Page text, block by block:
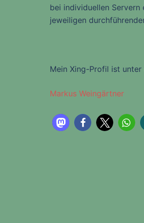
bei individuellen
jeweiligen
Mein Xing-Profil ist
Markus Weingärtner